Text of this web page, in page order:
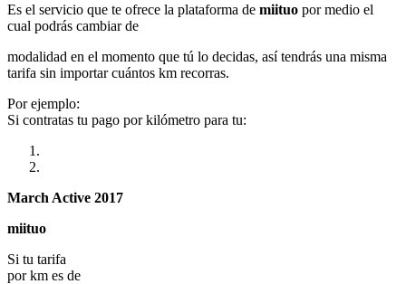
Es el servicio que te ofrece la plataforma de miituo por medio el
cual podrás cambiar de
modalidad en el momento que tú lo decidas, así tendrás una misma
tarifa sin importar cuántos km recorras.
Por ejemplo:
Si contratas tu pago por kilómetro para tu:
March Active 2017
miituo
Si tu tarifa
por km es de